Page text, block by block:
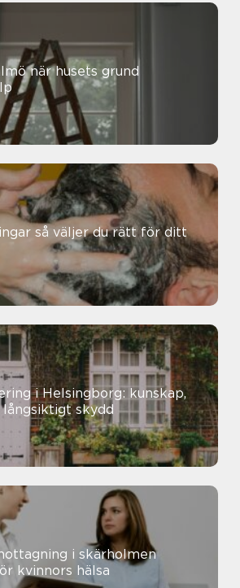
grund
rätt för ditt
i Helsingborg: kunskap,
skydd
i skärholmen
kvinnors hälsa